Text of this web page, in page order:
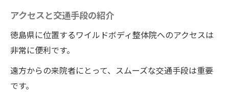
アクセスと交通手段の紹介
徳島県に位置するワイルドボディ整体院へのアクセスは
非常に便利です。
遠方からの来院者にとって、スムーズな交通手段は重要
です。